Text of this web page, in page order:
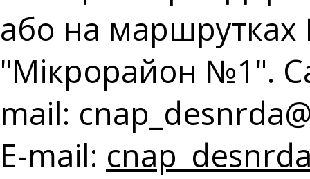
або на
"Мікрорайон №1".
mail:
E-mail: